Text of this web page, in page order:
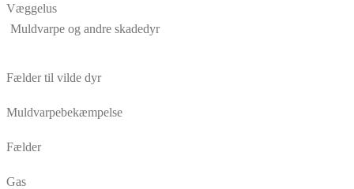
Væggelus
Muldvarpe og andre skadedyr
Fælder til vilde dyr
Muldvarpebekæmpelse
Fælder
Gas